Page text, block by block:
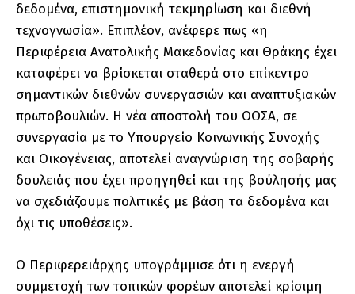
δεδομένα, επιστημονική τεκμηρίωση και διεθνή
τεχνογνωσία». Επιπλέον, ανέφερε πως «η
Περιφέρεια Ανατολικής Μακεδονίας και Θράκης έχει
καταφέρει να βρίσκεται σταθερά στο επίκεντρο
σημαντικών διεθνών συνεργασιών και αναπτυξιακών
πρωτοβουλιών. Η νέα αποστολή του ΟΟΣΑ, σε
συνεργασία με το Υπουργείο Κοινωνικής Συνοχής
και Οικογένειας, αποτελεί αναγνώριση της σοβαρής
δουλειάς που έχει προηγηθεί και της βούλησής μας
να σχεδιάζουμε πολιτικές με βάση τα δεδομένα και
όχι τις υποθέσεις».
Ο Περιφερειάρχης υπογράμμισε ότι η ενεργή
συμμετοχή των τοπικών φορέων αποτελεί κρίσιμη